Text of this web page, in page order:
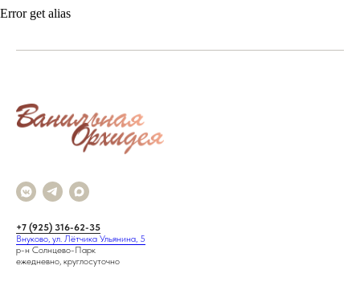
Error get alias
+7 (925) 316-62-35
Внуково, ул. Лётчика Ульянина, 5
р-н Солнцево-Парк
ежедневно, круглосуточно